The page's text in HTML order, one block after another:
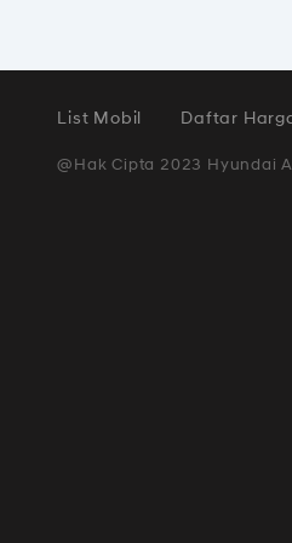
List Mobil Daftar
@Hak Cipta 2023 Hyundai